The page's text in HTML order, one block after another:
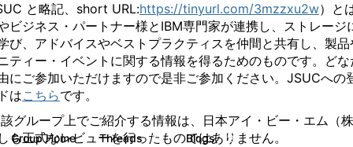
と略記、 short URL:https://tinyurl.com/3mzzxu2w）と
ビジネス・パートナー様とIBM専門家が連携し、ストレージ
び、アドバイスやベストプラクティスを仲間と共有し、製品
ティー・イベントに関する情報を得るためのものです。 ど
にご参加いただけますので是非ご参加ください。 JSUCへの
はこちらです。
グループ上でご紹介する情報は、日本アイ・ビー・エム（
も正式なレビューを行ったものではありません。
Group Home Threads 7 Blogs 185